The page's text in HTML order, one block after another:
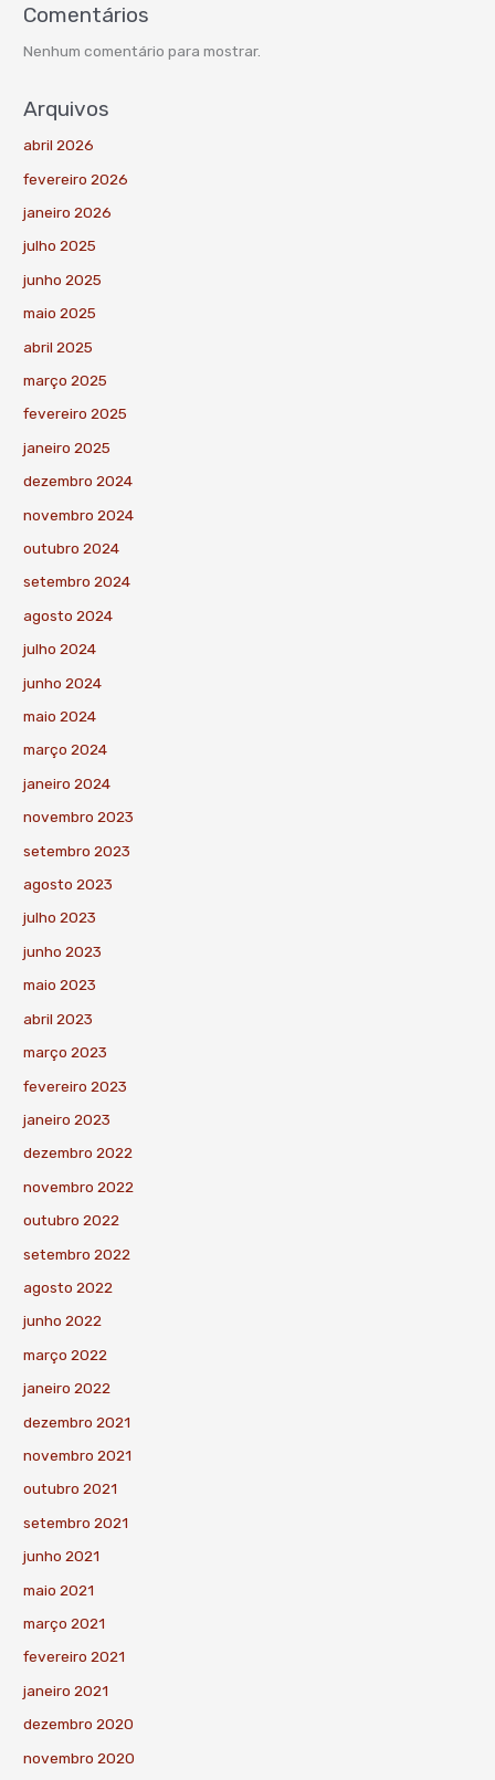
Comentários
Nenhum comentário para mostrar.
Arquivos
abril 2026
fevereiro 2026
janeiro 2026
julho 2025
junho 2025
maio 2025
abril 2025
março 2025
fevereiro 2025
janeiro 2025
dezembro 2024
novembro 2024
outubro 2024
setembro 2024
agosto 2024
julho 2024
junho 2024
maio 2024
março 2024
janeiro 2024
novembro 2023
setembro 2023
agosto 2023
julho 2023
junho 2023
maio 2023
abril 2023
março 2023
fevereiro 2023
janeiro 2023
dezembro 2022
novembro 2022
outubro 2022
setembro 2022
agosto 2022
junho 2022
março 2022
janeiro 2022
dezembro 2021
novembro 2021
outubro 2021
setembro 2021
junho 2021
maio 2021
março 2021
fevereiro 2021
janeiro 2021
dezembro 2020
novembro 2020